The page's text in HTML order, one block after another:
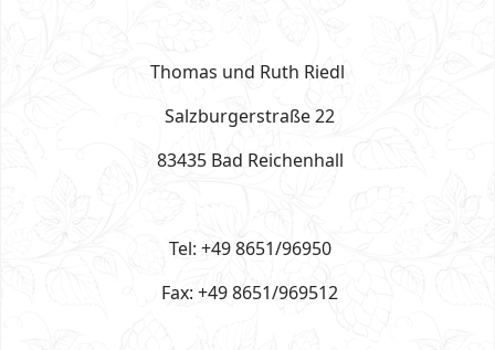
Thomas und Ruth Riedl
Salzburgerstraße 22
83435 Bad Reichenhall
Tel: +49 8651/96950
Fax: +49 8651/969512